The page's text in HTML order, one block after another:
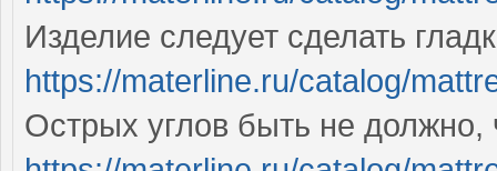
Изделие следует сделать
https://materline.ru/catalog/
Острых углов быть не должно,